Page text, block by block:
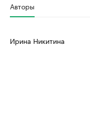
Авторы
Ирина Никитина